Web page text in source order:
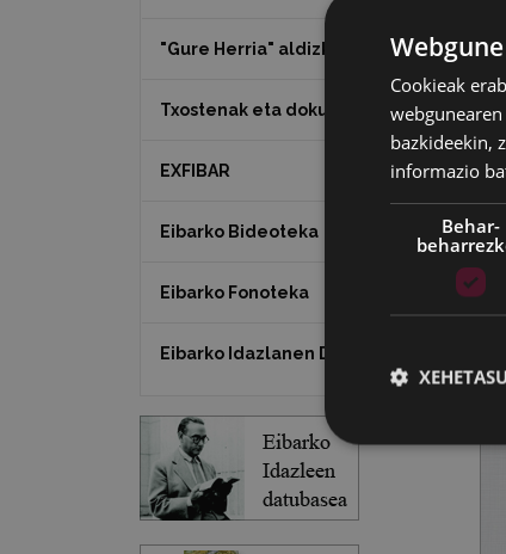
"Gure Herria" aldizkaria
Txostenak eta dokumentuak
EXFIBAR
Eibarko Bideoteka
Eibarko Fonoteka
Eibarko Idazlanen Datu-basea
Cookieak
bazkideekin,
informazio
Behar-